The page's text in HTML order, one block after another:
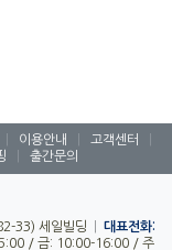
이용안내 고객센터
출간문의
33) 세일빌딩
대표전화:
/ 금: 10:00-16:00 / 주